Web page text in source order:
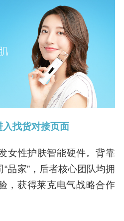
入找货对接页面
女性护肤智能硬件。背靠
品家”，后者核心团队均拥
，获得莱克电气战略合作